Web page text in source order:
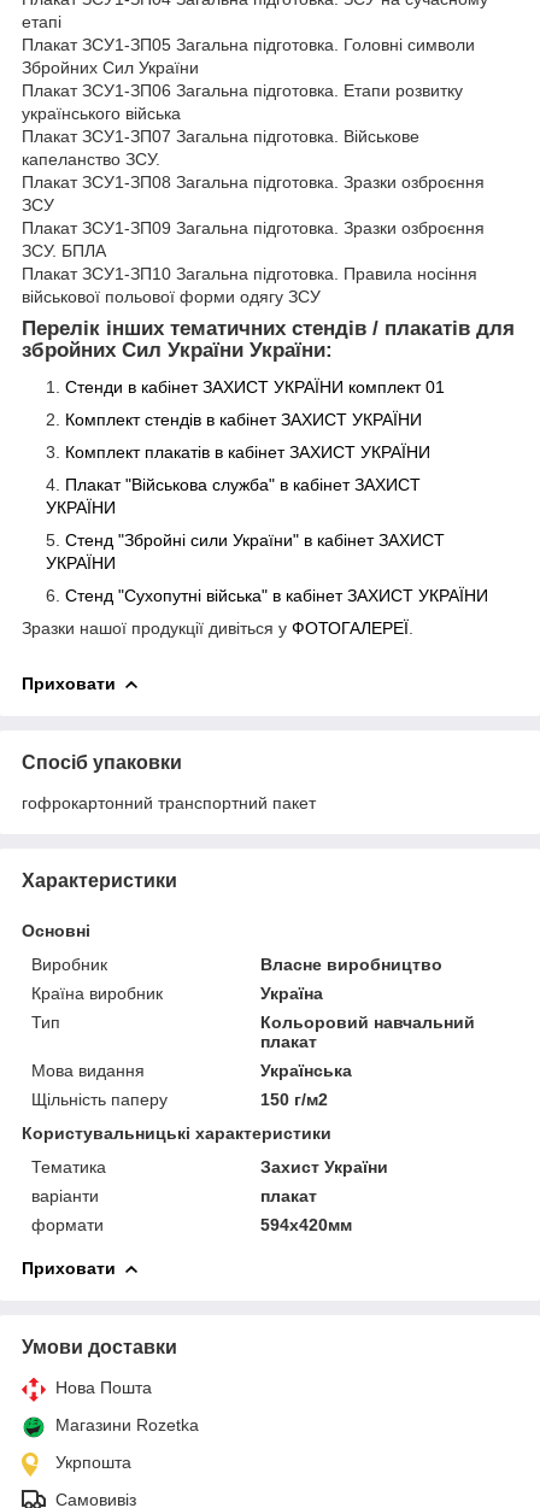
етапі
Плакат ЗСУ1-ЗП05 Загальна підготовка. Головні символи
Збройних Сил України
Плакат ЗСУ1-ЗП06 Загальна підготовка. Етапи розвитку
українського війська
Плакат ЗСУ1-ЗП07 Загальна підготовка. Військове
капеланство ЗСУ.
Плакат ЗСУ1-ЗП08 Загальна підготовка. Зразки озброєння
ЗСУ
Плакат ЗСУ1-ЗП09 Загальна підготовка. Зразки озброєння
ЗСУ. БПЛА
Плакат ЗСУ1-ЗП10 Загальна підготовка. Правила носіння
військової польової форми одягу ЗСУ
Перелік інших тематичних стендів / плакатів для
збройних Сил України України:
Стенди в кабінет ЗАХИСТ УКРАЇНИ комплект 01
Комплект стендів в кабінет ЗАХИСТ УКРАЇНИ
Комплект плакатів в кабінет ЗАХИСТ УКРАЇНИ
Плакат "Військова служба" в кабінет ЗАХИСТ
УКРАЇНИ
Стенд "Збройні сили України" в кабінет ЗАХИСТ
УКРАЇНИ
Стенд "Сухопутні війська" в кабінет ЗАХИСТ УКРАЇНИ
Зразки нашої продукції дивіться у ФОТОГАЛЕРЕЇ
Приховати
Спосіб упаковки
гофрокартонний транспортний пакет
Характеристики
Основні
Виробник
Власне виробництво
Країна виробник
Україна
Тип
Кольоровий навчальний
плакат
Мова видання
Українська
Щільність паперу
150 г/м2
Користувальницькі характеристики
Тематика
Захист України
варіанти
плакат
формати
594х420мм
Приховати
Умови доставки
Нова Пошта
Магазини Rozetka
Укрпошта
Самовивіз